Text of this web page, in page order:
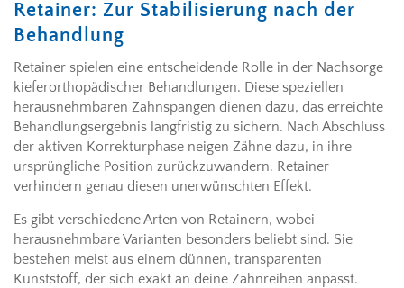
Retainer: Zur Stabilisierung nach der
Behandlung
Retainer spielen eine entscheidende Rolle in der Nachsorge
kieferorthopädischer Behandlungen. Diese speziellen
herausnehmbaren Zahnspangen dienen dazu, das erreichte
Behandlungsergebnis langfristig zu sichern. Nach Abschluss
der aktiven Korrekturphase neigen Zähne dazu, in ihre
ursprüngliche Position zurückzuwandern. Retainer
verhindern genau diesen unerwünschten Effekt.
Es gibt verschiedene Arten von Retainern, wobei
herausnehmbare Varianten besonders beliebt sind. Sie
bestehen meist aus einem dünnen, transparenten
Kunststoff, der sich exakt an deine Zahnreihen anpasst.